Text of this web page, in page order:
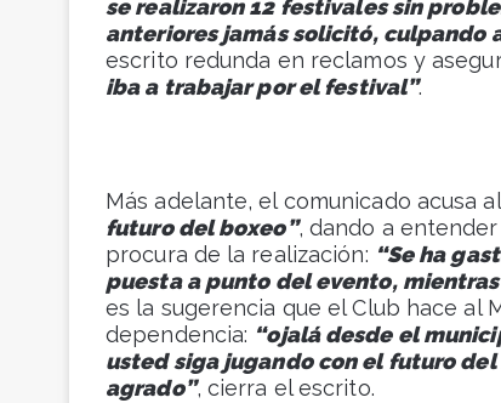
se realizaron 12 festivales sin
anteriores jamás solicitó, culpando
escrito redunda en reclamos y
iba a trabajar por el festival”.
Más adelante, el comunicado acusa
futuro del boxeo”, dando a
procura de la realización: “Se ha
puesta a punto del evento,
es la sugerencia que el Club hace al
dependencia: “ojalá desde el
usted siga jugando con el futuro
agrado”, cierra el escrito.